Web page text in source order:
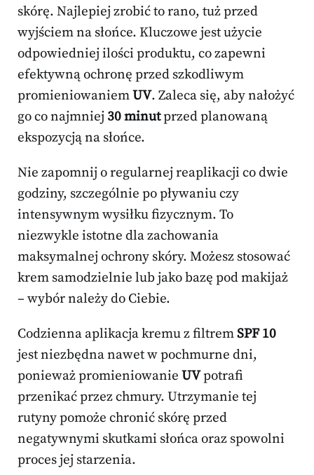
skórę. Najlepiej zrobić to rano, tuż przed
wyjściem na słońce. Kluczowe jest użycie
odpowiedniej ilości produktu, co zapewni
efektywną ochronę przed szkodliwym
promieniowaniemUV. Zaleca się, aby nałożyć
go co najmniej 30 minutprzed planowaną
ekspozycją na słońce.
Nie zapomnij o regularnej reaplikacji co dwie
godziny, szczególnie po pływaniu czy
intensywnym wysiłku fizycznym. To
niezwykle istotne dla zachowania
maksymalnej ochrony skóry. Możesz stosować
krem samodzielnie lub jako bazę pod makijaż
– wybór należy do Ciebie.
Codzienna aplikacja kremu z filtremSPF 10
jest niezbędna nawet w pochmurne dni,
ponieważ promieniowanie UVpotrafi
przenikać przez chmury. Utrzymanie tej
rutyny pomoże chronić skórę przed
negatywnymi skutkami słońca oraz spowolni
proces jej starzenia.